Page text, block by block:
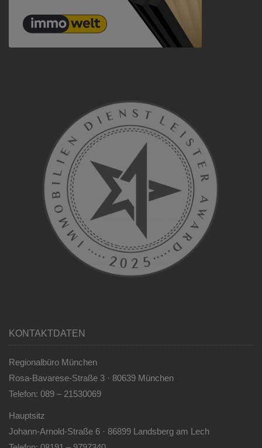
KONTAKTDATEN
Regionalbüro München
Rosa-Bavarese-Straße 3 · 80639 München
Telefon: 089 – 21530069
Hauptsitz
Johann-Arnold-Straße 6 · 86899 Landsberg am Lech